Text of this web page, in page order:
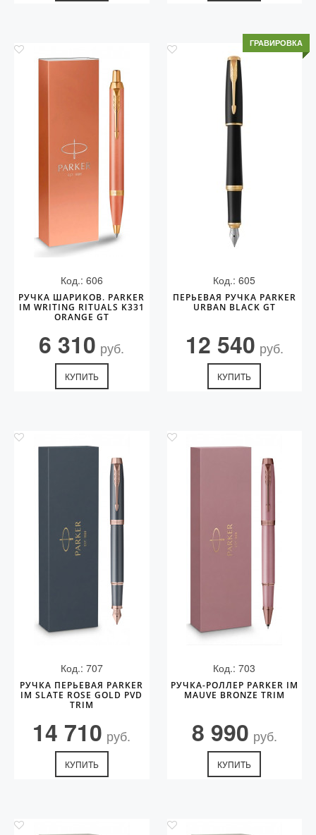
Код.: 606
РУЧКА ШАРИКОВ. PARKER
IM WRITING RITUALS K331
ORANGE GT
6 310 руб.
КУПИТЬ
ГРАВИРОВКА
Код.: 605
ПЕРЬЕВАЯ РУЧКА PARKER
URBAN BLACK GT
12 540 руб.
КУПИТЬ
Код.: 707
РУЧКА ПЕРЬЕВАЯ PARKER
IM SLATE ROSE GOLD PVD
TRIM
14 710 руб.
КУПИТЬ
Код.: 703
РУЧКА-РОЛЛЕР PARKER IM
MAUVE BRONZE TRIM
8 990 руб.
КУПИТЬ